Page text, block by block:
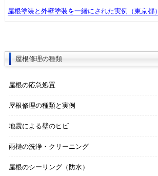
屋根塗装と外壁塗装を一緒にされた実例（東京都）
屋根修理の種類
屋根の応急処置
屋根修理の種類と実例
地震による壁のヒビ
雨樋の洗浄・クリーニング
屋根のシーリング（防水）